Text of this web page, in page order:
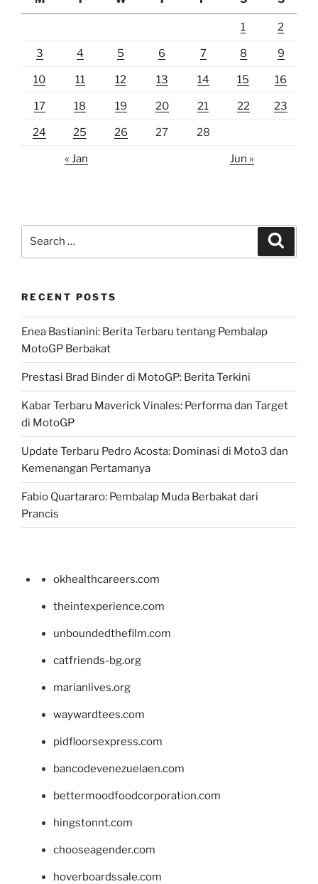
1 2
3 4 5 6 7 8 9
10 11 12 13 14 15 16
17 18 19 20 21 22 23
24 25 26 27 28
« Jan Jun »
RECENT POSTS
Enea Bastianini: Berita Terbaru tentang Pembalap
MotoGP Berbakat
Prestasi Brad Binder di MotoGP: Berita Terkini
Kabar Terbaru Maverick Vinales: Performa dan Target
di MotoGP
Update Terbaru Pedro Acosta: Dominasi di Moto3 dan
Kemenangan Pertamanya
Fabio Quartararo: Pembalap Muda Berbakat dari
Prancis
okhealthcareers.com
theintexperience.com
unboundedthefilm.com
catfriends-bg.org
marianlives.org
waywardtees.com
pidfloorsexpress.com
bancodevenezuelaen.com
bettermoodfoodcorporation.com
hingstonnt.com
chooseagender.com
hoverboardssale.com